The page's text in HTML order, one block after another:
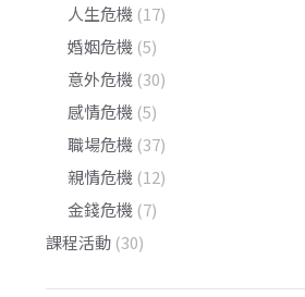
人生危機 (17)
婚姻危機 (5)
意外危機 (30)
感情危機 (5)
職場危機 (37)
親情危機 (12)
金錢危機 (7)
課程活動 (30)